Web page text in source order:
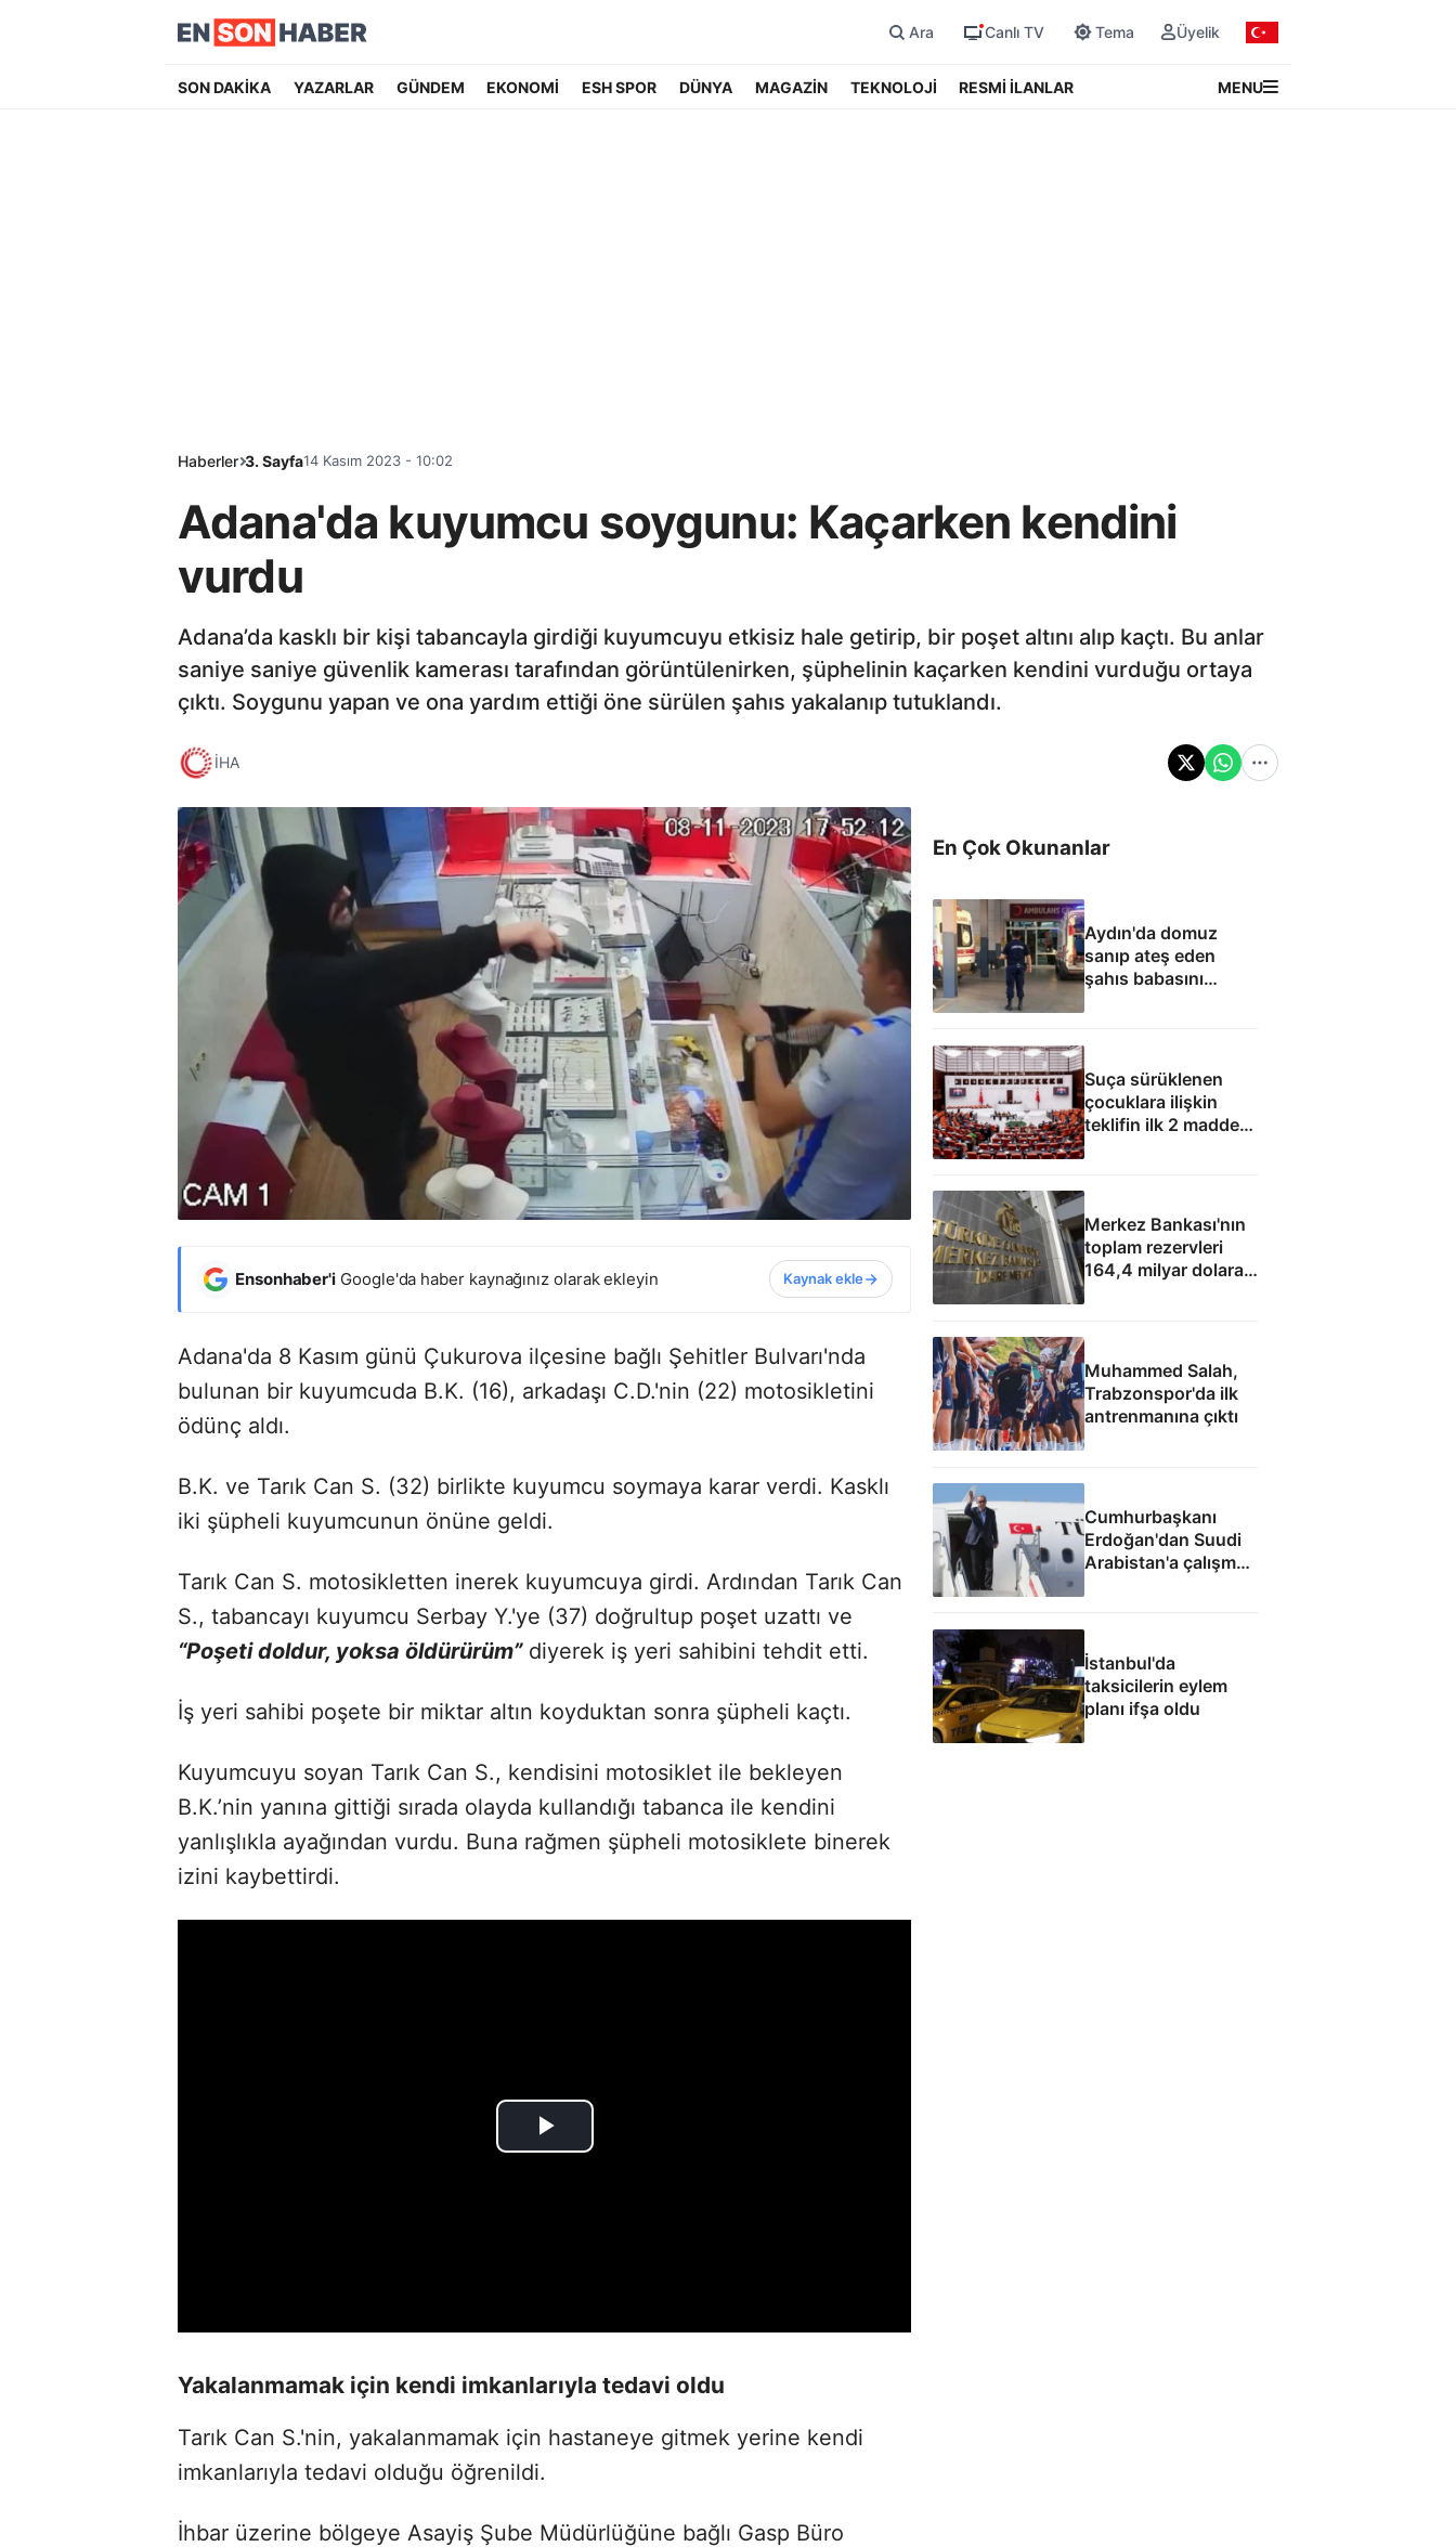
Ara Canlı TV Tema Üyelik
SON DAKİKA YAZARLAR GÜNDEM EKONOMİ ESH SPOR DÜNYA MAGAZİN TEKNOLOJİ RESMİ İLANLAR MENU
Haberler 3. Sayfa14 Kasım 2023 - 10:02
Adana'da kuyumcu soygunu: Kaçarken kendini
vurdu
Adana’da kasklı bir kişi tabancayla girdiği kuyumcuyu etkisiz hale getirip, bir poşet altını alıp kaçtı. Bu anlar
saniye saniye güvenlik kamerası tarafından görüntülenirken, şüphelinin kaçarken kendini vurduğu ortaya
çıktı. Soygunu yapan ve ona yardım ettiği öne sürülen şahıs yakalanıp tutuklandı.
İHA
Ensonhaber'i Google'da haber kaynağınız olarak ekleyin Kaynak ekle
Adana'da 8 Kasım günü Çukurova ilçesine bağlı Şehitler Bulvarı'nda
bulunan bir kuyumcuda B.K. (16), arkadaşı C.D.'nin (22) motosikletini
ödünç aldı.
B.K. ve Tarık Can S. (32) birlikte kuyumcu soymaya karar verdi. Kasklı
iki şüpheli kuyumcunun önüne geldi.
Tarık Can S. motosikletten inerek kuyumcuya girdi. Ardından Tarık Can
S., tabancayı kuyumcu Serbay Y.'ye (37) doğrultup poşet uzattı ve
“Poşeti doldur, yoksa öldürürüm”diyerek iş yeri sahibini tehdit etti.
İş yeri sahibi poşete bir miktar altın koyduktan sonra şüpheli kaçtı.
Kuyumcuyu soyan Tarık Can S., kendisini motosiklet ile bekleyen
B.K.’nin yanına gittiği sırada olayda kullandığı tabanca ile kendini
yanlışlıkla ayağından vurdu. Buna rağmen şüpheli motosiklete binerek
izini kaybettirdi.
Yakalanmamak için kendi imkanlarıyla tedavi oldu
Tarık Can S.'nin, yakalanmamak için hastaneye gitmek yerine kendi
imkanlarıyla tedavi olduğu öğrenildi.
İhbar üzerine bölgeye Asayiş Şube Müdürlüğüne bağlı Gasp Büro
En Çok Okunanlar
Aydın'da domuz
sanıp ateş eden
şahıs babasını
Suça sürüklenen
çocuklara ilişkin
teklifin ilk 2 maddesi
kabul edildi
Merkez Bankası'nın
toplam rezervleri
164,4 milyar dolara
yükseldi
Muhammed Salah,
Trabzonspor'da ilk
antrenmanına çıktı
Cumhurbaşkanı
Erdoğan'dan Suudi
Arabistan'a çalışma
İstanbul'da
taksicilerin eylem
planı ifşa oldu